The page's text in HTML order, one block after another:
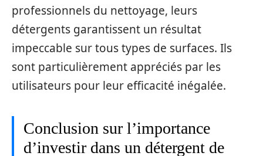
professionnels du nettoyage, leurs
détergents garantissent un résultat
impeccable sur tous types de surfaces. Ils
sont particulièrement appréciés par les
utilisateurs pour leur efficacité inégalée.
Conclusion sur l’importance
d’investir dans un détergent de